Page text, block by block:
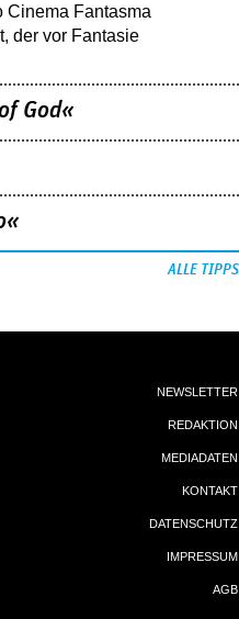
Cinema Fantasma
der vor Fantasie
God«
ALLE TIPPS
NEWSLETTER
REDAKTION
MEDIADATEN
KONTAKT
DATENSCHUTZ
IMPRESSUM
AGB